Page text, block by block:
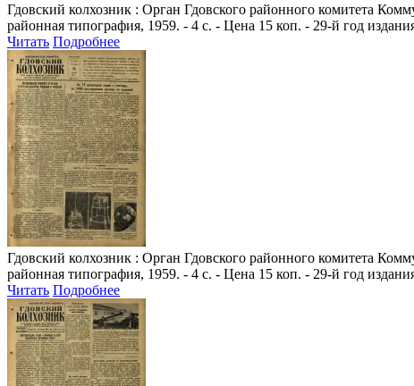
Гдовский колхозник : Орган Гдовского районного комитета
районная типография, 1959. - 4 с. - Цена 15 коп. - 29-й год
Читать Подробнее
Гдовский колхозник : Орган Гдовского районного комитета
районная типография, 1959. - 4 с. - Цена 15 коп. - 29-й год
Читать Подробнее